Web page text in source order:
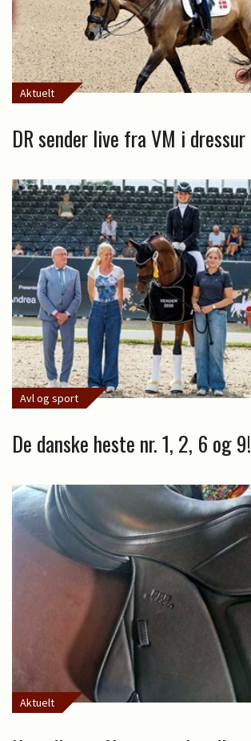
Aktuelt
DR sender live fra VM i dressur
Avl og sport
De danske heste nr. 1, 2, 6 og 9!
Aktuelt